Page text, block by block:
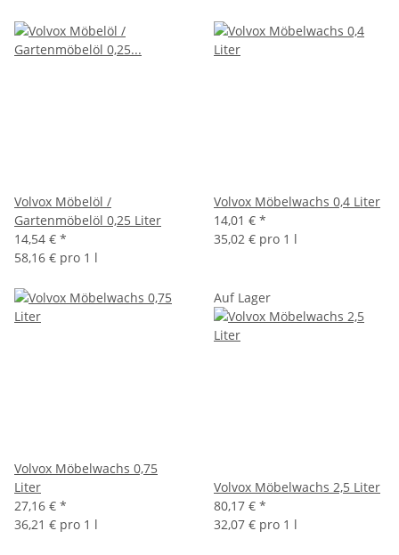
Volvox Möbelöl /
Gartenmöbelöl 0,25 Liter
14,54 € *
58,16 € pro 1 l
Volvox Möbelwachs 0,4 Liter
14,01 € *
35,02 € pro 1 l
Volvox Möbelwachs 0,75
Liter
27,16 € *
36,21 € pro 1 l
Auf Lager
Volvox Möbelwachs 2,5 Liter
80,17 € *
32,07 € pro 1 l